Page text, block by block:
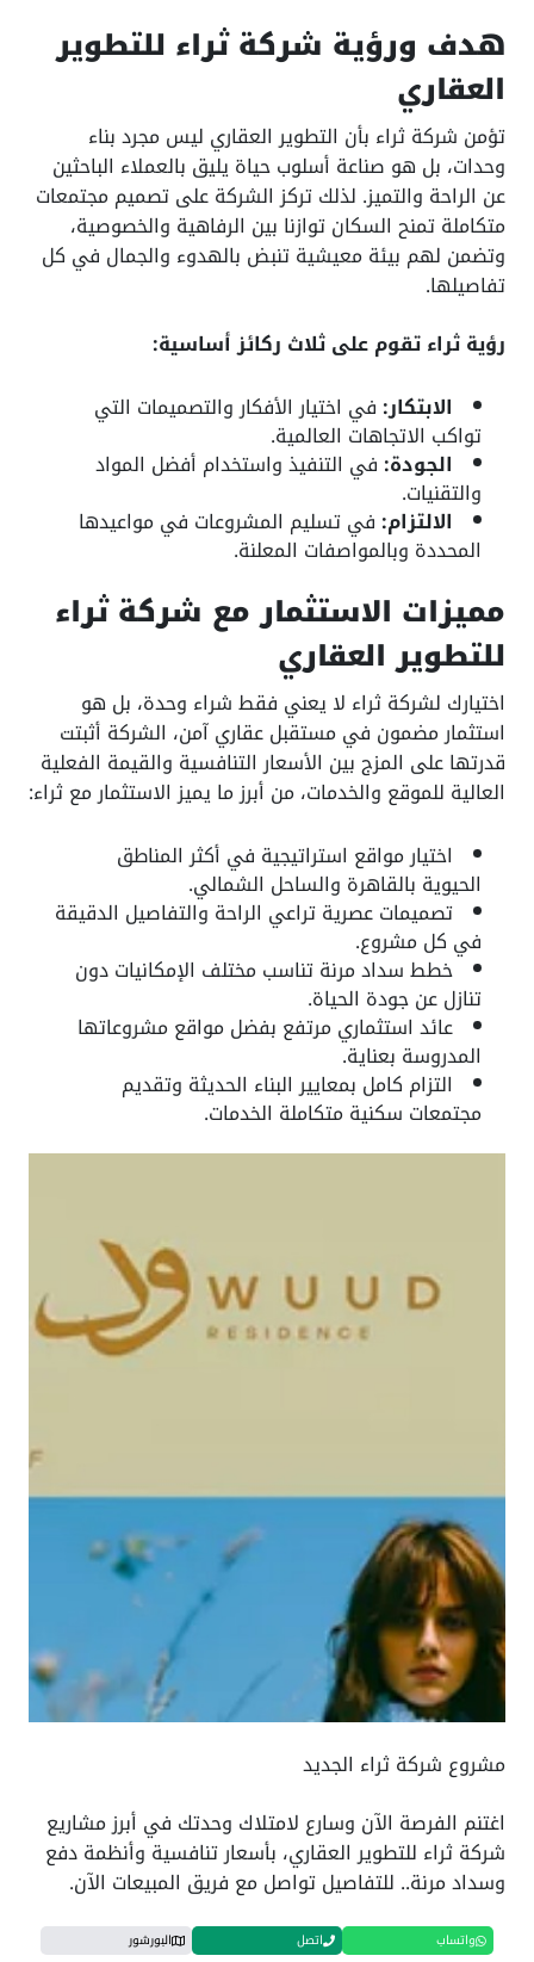
هدف ورؤية شركة ثراء للتطوير
العقاري
تؤمن شركة ثراء بأن التطوير العقاري ليس مجرد بناء
وحدات، بل هو صناعة أسلوب حياة يليق بالعملاء الباحثين
عن الراحة والتميز. لذلك تركز الشركة على تصميم مجتمعات
متكاملة تمنح السكان توازنا بين الرفاهية والخصوصية،
وتضمن لهم بيئة معيشية تنبض بالهدوء والجمال في كل
تفاصيلها.
رؤية ثراء تقوم على ثلاث ركائز أساسية:
الابتكار: في اختيار الأفكار والتصميمات التي
تواكب الاتجاهات العالمية.
الجودة: في التنفيذ واستخدام أفضل المواد
والتقنيات.
الالتزام: في تسليم المشروعات في مواعيدها
المحددة وبالمواصفات المعلنة.
مميزات الاستثمار مع شركة ثراء
للتطوير العقاري
اختيارك لشركة ثراء لا يعني فقط شراء وحدة، بل هو
استثمار مضمون في مستقبل عقاري آمن، الشركة أثبتت
قدرتها على المزج بين الأسعار التنافسية والقيمة الفعلية
العالية للموقع والخدمات، من أبرز ما يميز الاستثمار مع ثراء:
اختيار مواقع استراتيجية في أكثر المناطق
الحيوية بالقاهرة والساحل الشمالي.
تصميمات عصرية تراعي الراحة والتفاصيل الدقيقة
في كل مشروع.
خطط سداد مرنة تناسب مختلف الإمكانيات دون
تنازل عن جودة الحياة.
عائد استثماري مرتفع بفضل مواقع مشروعاتها
المدروسة بعناية.
التزام كامل بمعايير البناء الحديثة وتقديم
مجتمعات سكنية متكاملة الخدمات.
مشروع شركة ثراء الجديد
اغتنم الفرصة الآن وسارع لامتلاك وحدتك في أبرز مشاريع
شركة ثراء للتطوير العقاري، بأسعار تنافسية وأنظمة دفع
وسداد مرنة.. للتفاصيل تواصل مع فريق المبيعات الآن.
واتساب اتصل البورشور